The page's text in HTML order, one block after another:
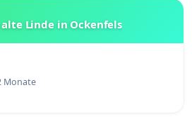
Linde in Ockenfels
Monate